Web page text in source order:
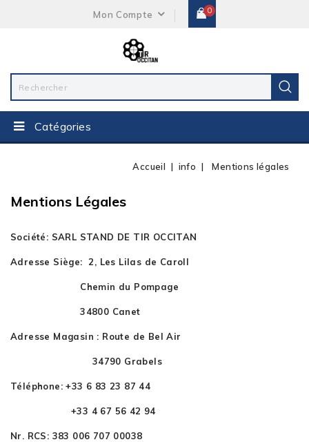
Mon Compte 0
Catégories
Accueil info Mentions légales
Mentions Légales
Société: SARL STAND DE TIR OCCITAN
Adresse Siège: 2, Les Lilas de Caroll
Chemin du Pompage
34800 Canet
Adresse Magasin : Route de Bel Air
34790 Grabels
Téléphone: +33 6 83 23 87 44
+33 4 67 56 42 94
Nr. RCS: 383 006 707 00038